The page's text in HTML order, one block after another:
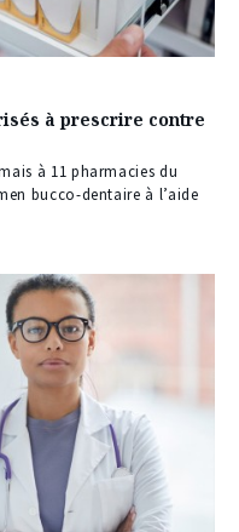
à prescrire contre
à 11 pharmacies du
bucco-dentaire à l’aide